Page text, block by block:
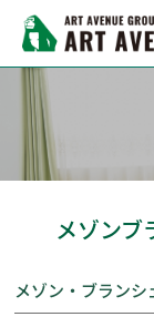
メゾン
メゾン・ブランシ